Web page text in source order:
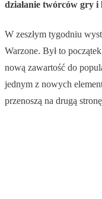
działanie twórców gry
W zeszłym tygodniu
Warzone. Był to
nową zawartość do
jednym z nowych
przenoszą na drugą